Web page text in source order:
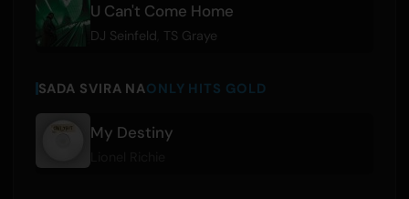
U Can't Come Home
DJ Seinfeld TS Graye
SADA SVIRA NAONLY HITS GOLD
My Destiny